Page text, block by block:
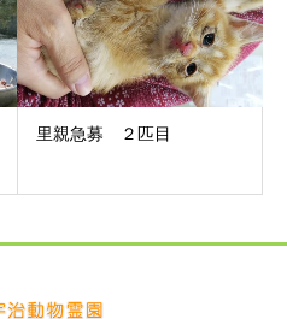
里親急募 ２匹目